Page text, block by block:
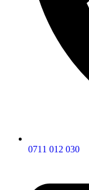
0711 012 030